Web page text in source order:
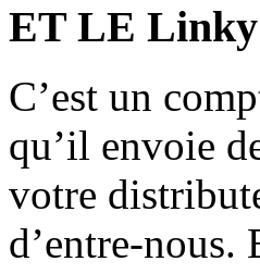
ET LE Linky
C’est un
qu’il envoie
votre
d’entre-